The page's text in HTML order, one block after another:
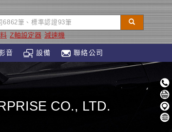
Z軸設定器 減速機
音 設備 聯絡公司
CO., LTD.